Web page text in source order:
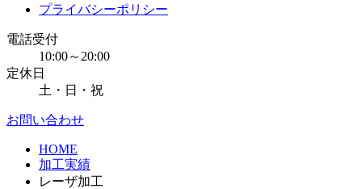
プライバシーポリシー
電話受付
10:00～20:00
定休日
土・日・祝
お問い合わせ
HOME
加工実績
レーザ加工